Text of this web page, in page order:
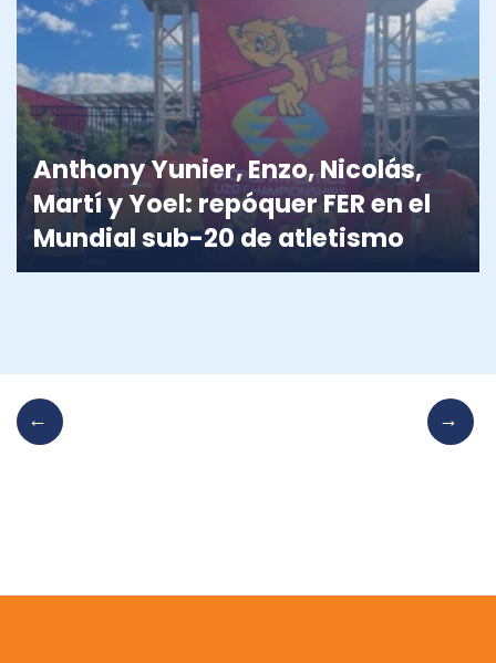
Anthony Yunier, Enzo, Nicolás,
Martí y Yoel: repóquer FER en el
Mundial sub-20 de atletismo